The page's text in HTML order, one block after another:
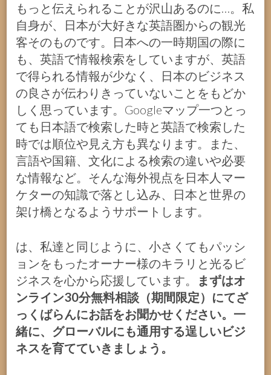
もっと伝えられることが沢山あるのに…。私
自身が、日本が大好きな英語圏からの観光
客そのものです。日本への一時期国の際に
も、英語で情報検索をしていますが、英語
で得られる情報が少なく、日本のビジネス
の良さが伝わりきっていないことをもどか
しく思っています。Googleマップ一つとっ
ても日本語で検索した時と英語で検索した
時では順位や見え方も異なります。また、
言語や国籍、文化による検索の違いや必要
な情報など。そんな海外視点を日本人マー
ケターの知識で落とし込み、日本と世界の
架け橋となるようサポートします。
は、私達と同じように、小さくてもパッシ
ョンをもったオーナー様のキラリと光るビ
ジネスを心から応援しています。
まずはオ
ンライン30分無料相談（期間限定）にてざ
っくばらんにお話をお聞かせください。一
緒に、グローバルにも通用する逞しいビジ
ネスを育てていきましょう。